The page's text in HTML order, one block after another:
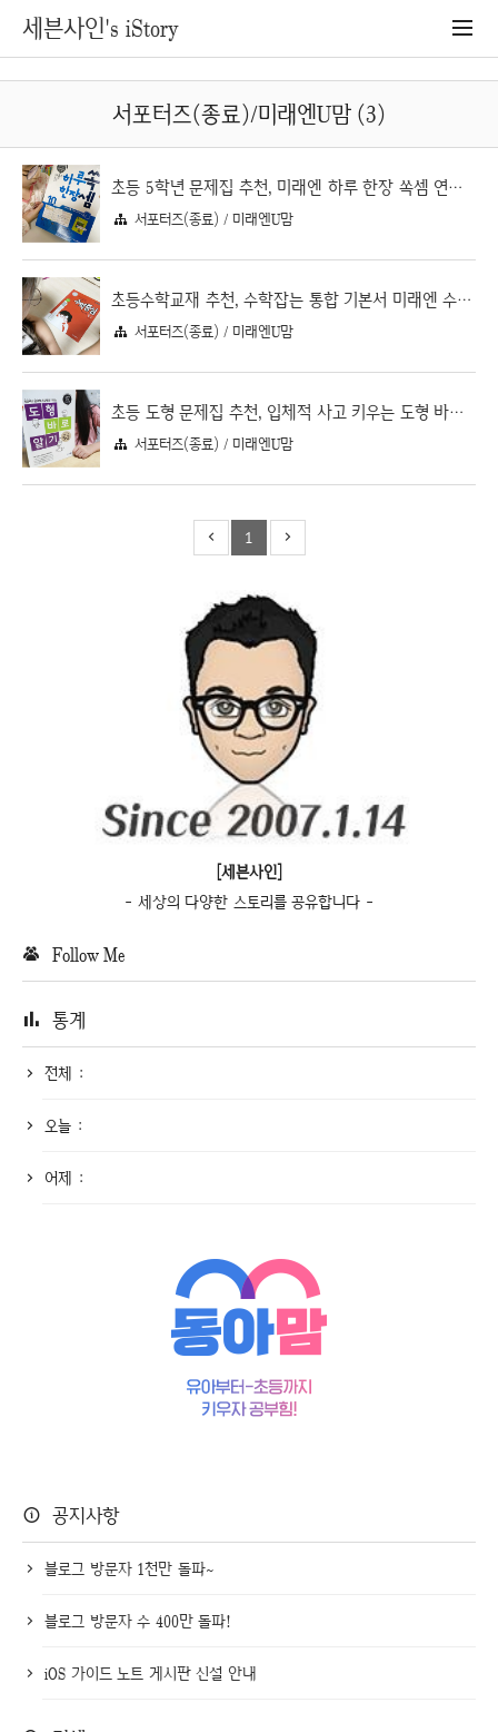
세븐사인's iStory
서포터즈(종료)/미래엔U맘 (3)
초등 5학년 문제집 추천, 미래엔 하루 한장 쏙셈 연산실력 키우기
서포터즈(종료) / 미래엔U맘
초등수학교재 추천, 수학잡는 통합 기본서 미래엔 수학중심 5-2
서포터즈(종료) / 미래엔U맘
초등 도형 문제집 추천, 입체적 사고 키우는 도형 바로 알기 5-2로 매일 도형 공부하기
서포터즈(종료) / 미래엔U맘
1
[세븐사인]
- 세상의 다양한 스토리를 공유합니다 -
Follow Me
통계
전체 :
오늘 :
어제 :
공지사항
블로그 방문자 1천만 돌파~
블로그 방문자 수 400만 돌파!
iOS 가이드 노트 게시판 신설 안내